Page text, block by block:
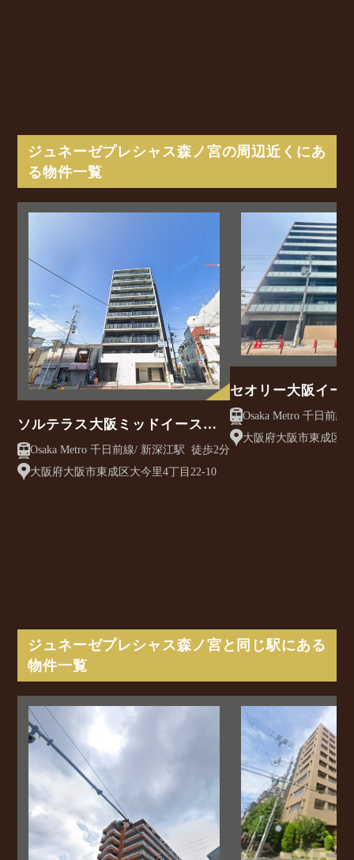
ジュネーゼプレシャス森ノ宮の周辺近くにあ
る物件一覧
ソルテラス大阪ミッドイースト
クレアスト
Osaka Metro 千日前線/ 新深江駅 徒歩2分
大阪府大阪市東成区大今里4丁目22-10
セオリー大阪イー
大阪府大阪市東成区
ジュネーゼプレシャス森ノ宮と同じ駅にある
物件一覧